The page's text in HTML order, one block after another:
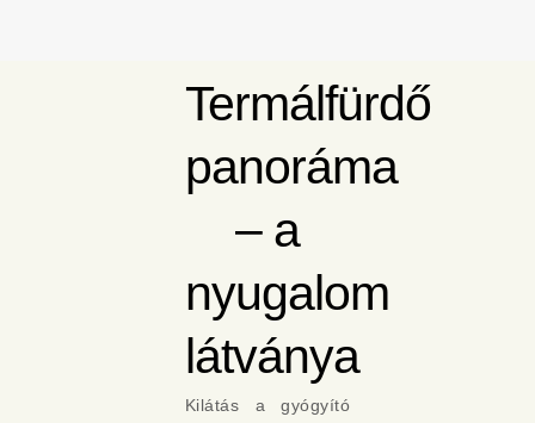
Termálfürdő
panoráma
– a
nyugalom
látványa
Kilátás a gyógyító